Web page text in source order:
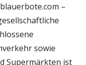
–
sowie
Supermärkten ist